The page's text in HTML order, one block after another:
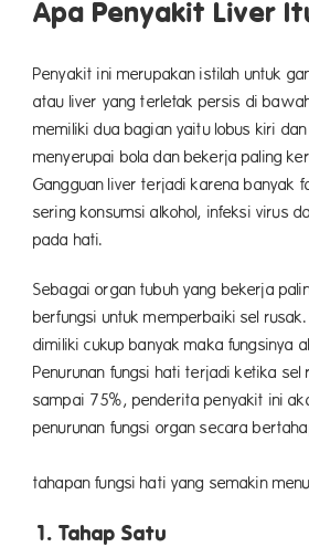
Apa Penyakit Liver
Penyakit ini merupakan istilah untuk
atau liver yang terletak persis di
memiliki dua bagian yaitu lobus kiri
menyerupai bola dan bekerja paling
Gangguan liver terjadi karena banyak
sering konsumsi alkohol, infeksi virus
pada hati.
Sebagai organ tubuh yang bekerja
berfungsi untuk memperbaiki sel
dimiliki cukup banyak maka fungsinya
Penurunan fungsi hati terjadi ketika sel
sampai 75%, penderita penyakit ini
penurunan fungsi organ secara
tahapan fungsi hati yang semakin
1. Tahap Satu